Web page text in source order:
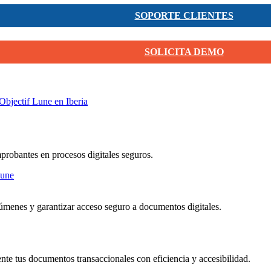
SOPORTE CLIENTES
SOLICITA DEMO
Lune en Iberia
en procesos digitales seguros.
y garantizar acceso seguro a documentos digitales.
tus documentos transaccionales con eficiencia y accesibilidad.